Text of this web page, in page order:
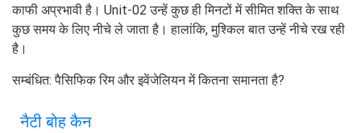
काफी अप्रभावी है। Unit-02 उन्हें कुछ ही मिनटों में सीमित शक्ति के साथ
कुछ समय के लिए नीचे ले जाता है। हालांकि, मुश्किल बात उन्हें नीचे रख रही
है।
सम्बंधित: पैसिफिक रिम और इवेंजेलियन में कितना समानता है?
नैटी बोह कैन